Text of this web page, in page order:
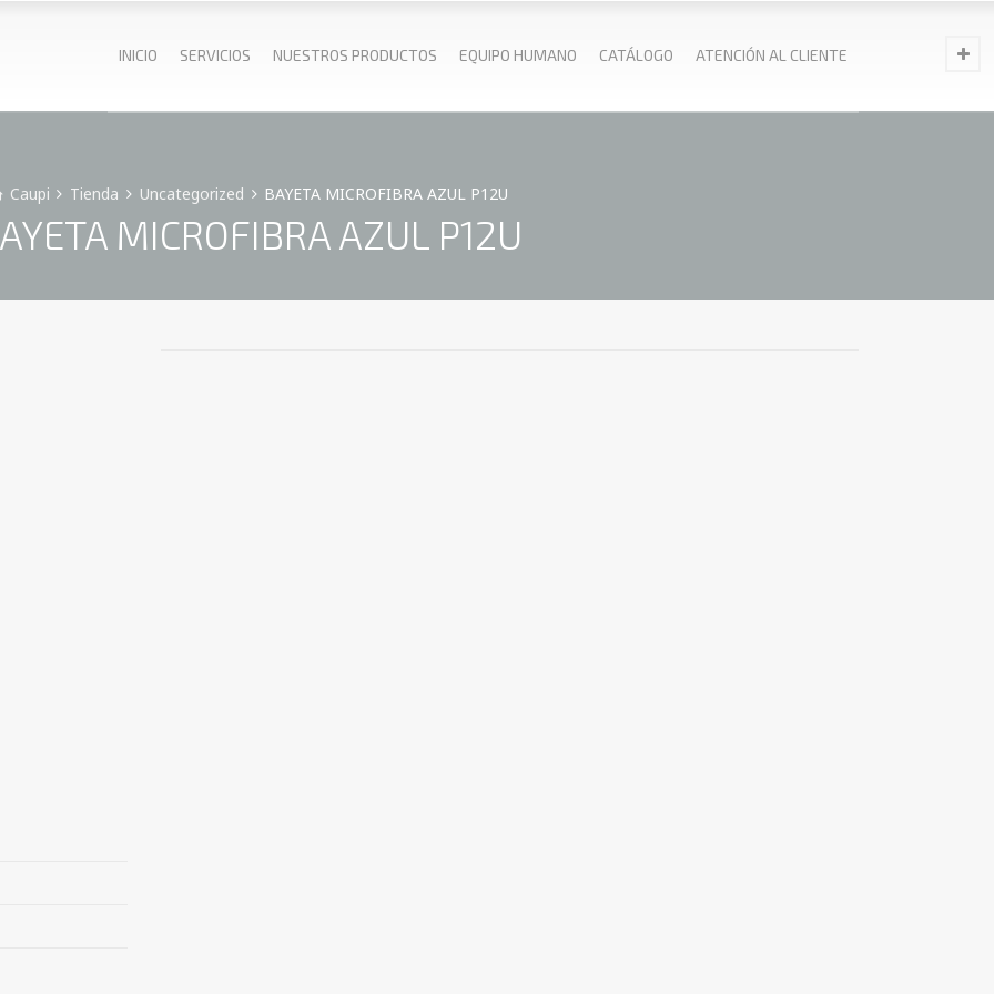
INICIO SERVICIOS NUESTROS PRODUCTOS EQUIPO HUMANO CATÁLOGO ATENCIÓN AL CLIENTE
Caupi Tienda Uncategorized BAYETA MICROFIBRA AZUL P12U
MICROFIBRA AZUL P12U